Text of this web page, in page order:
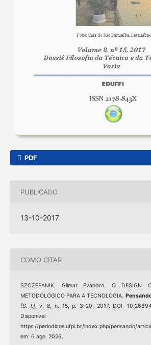
PDF
PUBLICADO
13-10-2017
COMO CITAR
SZCZEPANIK, Gilmar Evandro. O DESIGN
METODOLÓGICO PARA A TECNOLOGIA.
[S. l.], v. 8, n. 15, p. 3–20, 2017. DOI: 10.26694/
https://periodicos.ufpi.br/index.php/pensando/
em: 6 ago. 2026.